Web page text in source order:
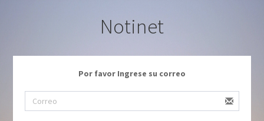
Notinet
Por favor Ingrese su correo